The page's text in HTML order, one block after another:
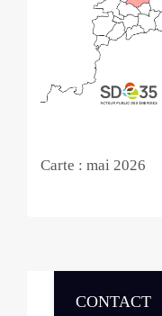
Carte : mai 2026
CONTACT